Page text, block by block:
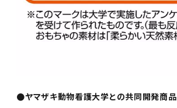
●ヤマザキ動物看護大学との共同開発商品